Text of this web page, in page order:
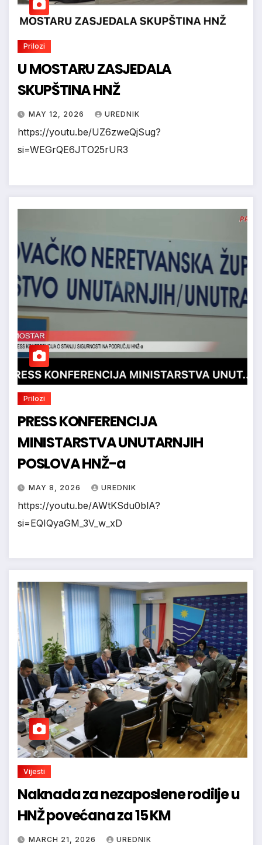
Prilozi
U MOSTARU ZASJEDALA
SKUPŠTINA HNŽ
MAY 12, 2026 UREDNIK
https://youtu.be/UZ6zweQjSug?
si=WEGrQE6JTO25rUR3
Prilozi
PRESS KONFERENCIJA
MINISTARSTVA UNUTARNJIH
POSLOVA HNŽ-a
MAY 8, 2026 UREDNIK
https://youtu.be/AWtKSdu0blA?
si=EQIQyaGM_3V_w_xD
Vijesti
Naknada za nezaposlene rodilje u
HNŽ povećana za 15 KM
MARCH 21, 2026 UREDNIK